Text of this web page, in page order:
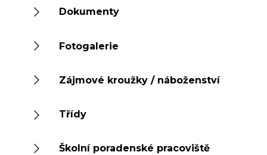
Dokumenty
Fotogalerie
Zájmové kroužky / náboženství
Třídy
Školní poradenské pracoviště